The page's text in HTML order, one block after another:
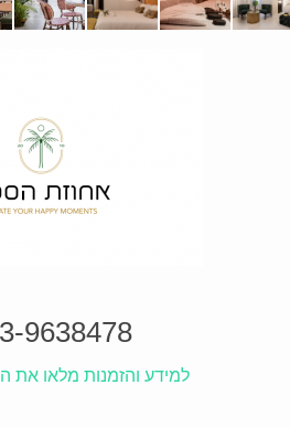
9638478
למידע והזמנות מלאו את